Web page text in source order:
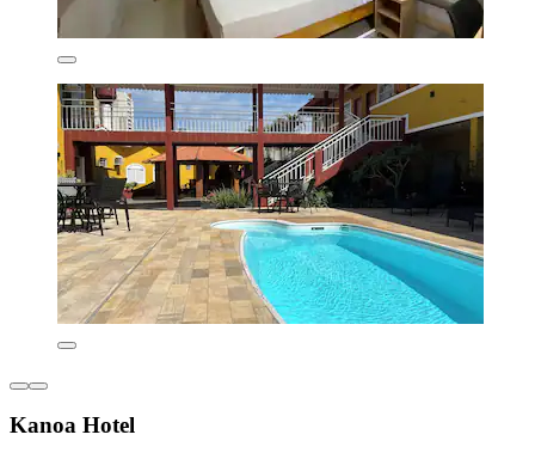
Kanoa Hotel